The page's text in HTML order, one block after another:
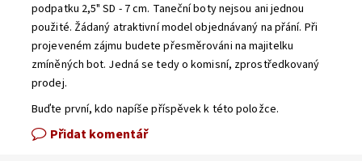
podpatku 2,5" SD - 7 cm. Taneční boty nejsou ani jednou
použité. Žádaný atraktivní model objednávaný na přání. Při
projeveném zájmu budete přesměrováni na majitelku
zmíněných bot. Jedná se tedy o komisní, zprostředkovaný
prodej.
Buďte první, kdo napíše příspěvek k této položce.
Přidat komentář